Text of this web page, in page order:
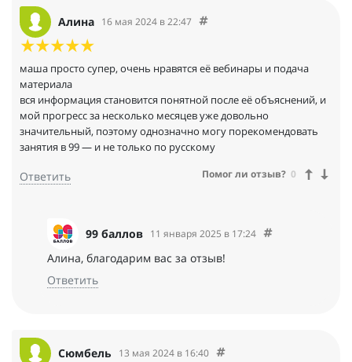
Алина 16 мая 2024 в 22:47
маша просто супер, очень нравятся её вебинары и подача
материала
вся информация становится понятной после её объяснений, и
мой прогресс за несколько месяцев уже довольно
значительный, поэтому однозначно могу порекомендовать
занятия в 99 — и не только по русскому
Ответить Помог ли отзыв? 0
99 баллов 11 января 2025 в 17:24
Алина, благодарим вас за отзыв!
Ответить
Сюмбель 13 мая 2024 в 16:40